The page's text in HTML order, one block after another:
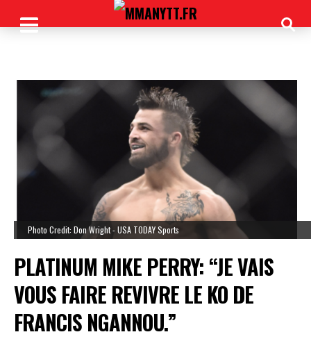
Photo Credit: Don Wright - USA TODAY Sports
PLATINUM MIKE PERRY: “JE VAIS
VOUS FAIRE REVIVRE LE KO DE
FRANCIS NGANNOU.”